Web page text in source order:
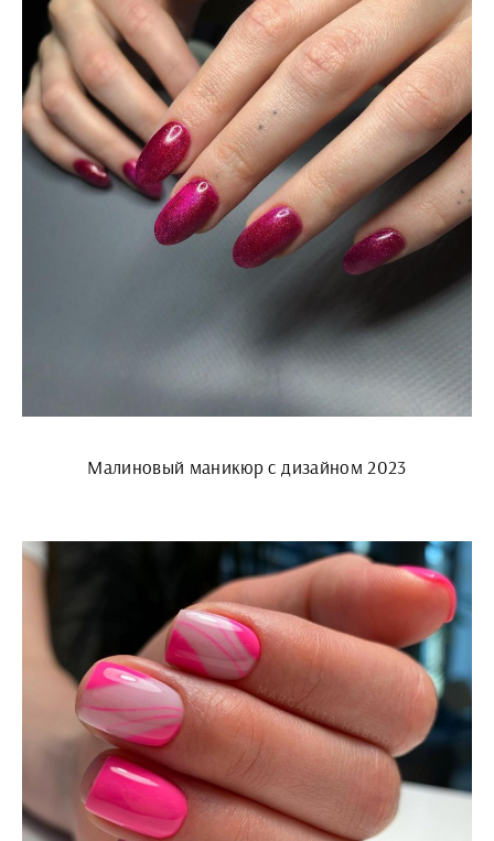
Малиновый маникюр с дизайном 2023